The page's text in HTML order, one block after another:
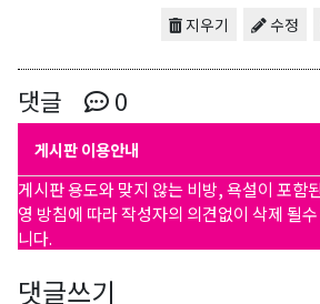
수정
지우기
댓글 0
게시판 이용안내
게시판 용도와 맞지 않는 비방, 욕설이 포함
영 방침에 따라 작성자의 의견없이 삭제 될
니다.
댓글쓰기